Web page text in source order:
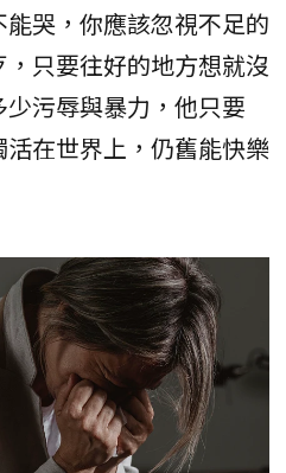
哭，你應該忽視不足的
只要往好的地方想就沒
污辱與暴力，他只要
活在世界上，仍舊能快樂